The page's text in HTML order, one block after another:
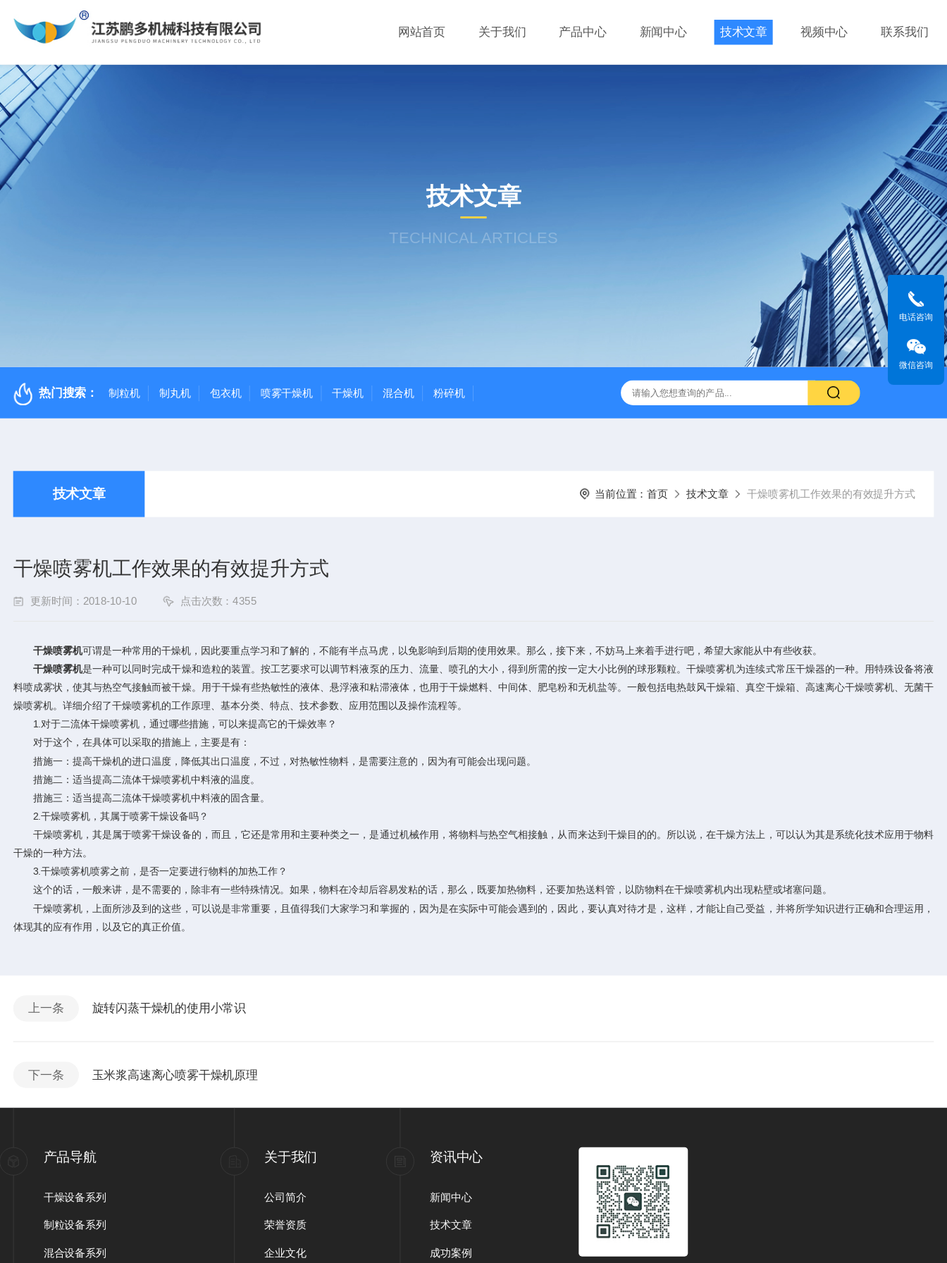
网站首页 关于我们 产品中心 新闻中心 技术文章 视频中心 联系我们
技术文章
TECHNICAL ARTICLES
热门搜索： 制粒机 制丸机 包衣机 喷雾干燥机 干燥机 混合机 粉碎机
技术文章 当前位置：首页 技术文章 干燥喷雾机工作效果的有效提升方式
干燥喷雾机工作效果的有效提升方式
更新时间：2018-10-10 点击次数：4355
干燥喷雾机可谓是一种常用的干燥机，因此要重点学习和了解的，不能有半点马虎，以免影响到后期的使用效果。那么，接下来，不妨马上来着手进行吧，希望大家能从中有些收获。
干燥喷雾机是一种可以同时完成干燥和造粒的装置。按工艺要求可以调节料液泵的压力、流量、喷孔的大小，得到所需的按一定大小比例的球形颗粒。干燥喷雾机为连续式常压干燥器的一种。用特殊设备将液
料喷成雾状，使其与热空气接触而被干燥。用于干燥有些热敏性的液体、悬浮液和粘滞液体，也用于干燥燃料、中间体、肥皂粉和无机盐等。一般包括电热鼓风干燥箱、真空干燥箱、高速离心干燥喷雾机、无菌干
燥喷雾机。详细介绍了干燥喷雾机的工作原理、基本分类、特点、技术参数、应用范围以及操作流程等。
1.对于二流体干燥喷雾机，通过哪些措施，可以来提高它的干燥效率？
对于这个，在具体可以采取的措施上，主要是有：
措施一：提高干燥机的进口温度，降低其出口温度，不过，对热敏性物料，是需要注意的，因为有可能会出现问题。
措施二：适当提高二流体干燥喷雾机中料液的温度。
措施三：适当提高二流体干燥喷雾机中料液的固含量。
2.干燥喷雾机，其属于喷雾干燥设备吗？
干燥喷雾机，其是属于喷雾干燥设备的，而且，它还是常用和主要种类之一，是通过机械作用，将物料与热空气相接触，从而来达到干燥目的的。所以说，在干燥方法上，可以认为其是系统化技术应用于物料
干燥的一种方法。
3.干燥喷雾机喷雾之前，是否一定要进行物料的加热工作？
这个的话，一般来讲，是不需要的，除非有一些特殊情况。如果，物料在冷却后容易发粘的话，那么，既要加热物料，还要加热送料管，以防物料在干燥喷雾机内出现粘壁或堵塞问题。
干燥喷雾机，上面所涉及到的这些，可以说是非常重要，且值得我们大家学习和掌握的，因为是在实际中可能会遇到的，因此，要认真对待才是，这样，才能让自己受益，并将所学知识进行正确和合理运用，
体现其的应有作用，以及它的真正价值。
上一条 旋转闪蒸干燥机的使用小常识
下一条 玉米浆高速离心喷雾干燥机原理
产品导航
干燥设备系列
制粒设备系列
混合设备系列
关于我们
公司简介
荣誉资质
企业文化
资讯中心
新闻中心
技术文章
成功案例
电话咨询
微信咨询